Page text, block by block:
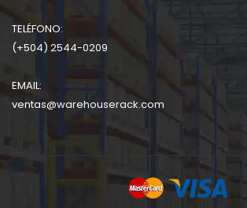
TELÉFONO:
(+504) 2544-0209
EMAIL:
ventas@warehouserack.com